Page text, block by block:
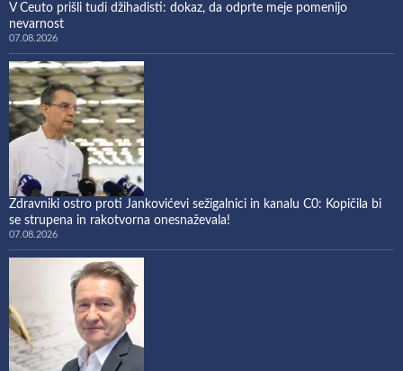
V Ceuto prišli tudi džihadisti: dokaz, da odprte meje pomenijo
nevarnost
07.08.2026
Zdravniki ostro proti Jankovićevi sežigalnici in kanalu C0: Kopičila bi
se strupena in rakotvorna onesnaževala!
07.08.2026